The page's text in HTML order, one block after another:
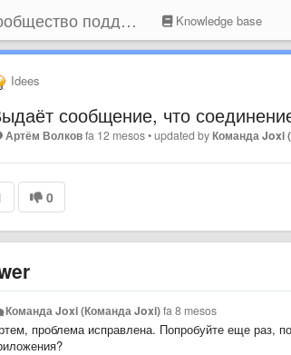
Joxi - сообщество поддержки Knowledge base
Idees
сообщение, что
Артём Волковfa 12 mesos•updated byКоманда Joxi
0
Команда Joxi (Команда Joxi)fa 8 mesos
проблема исправлена. Попробуйте еще раз,